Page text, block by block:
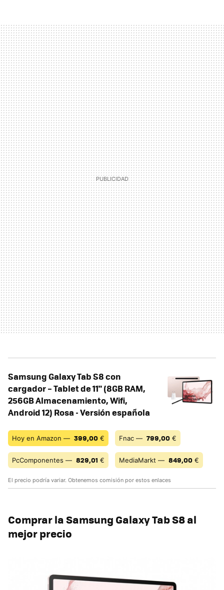
Samsung Galaxy Tab S8 con
cargador – Tablet de 11" (8GB RAM,
256GB Almacenamiento, Wifi,
Android 12) Rosa - Versión española
Hoy en Amazon — 399,00 € Fnac — 799,00 €
PcComponentes — 829,01 € MediaMarkt — 849,00 €
El precio podría variar. Obtenemos comisión por estos enlaces
Comprar la Samsung Galaxy Tab S8 al
mejor precio